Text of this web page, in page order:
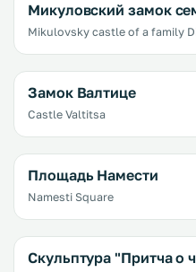
Микуловский замок
Mikulovsky castle of a family
Замок Валтице
Castle Valtitsa
Площадь Намести
Namesti Square
Скульптура "Притча о